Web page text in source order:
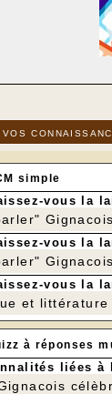
simple
vous la
vous la
vous la
et littérature
à réponses
liées à